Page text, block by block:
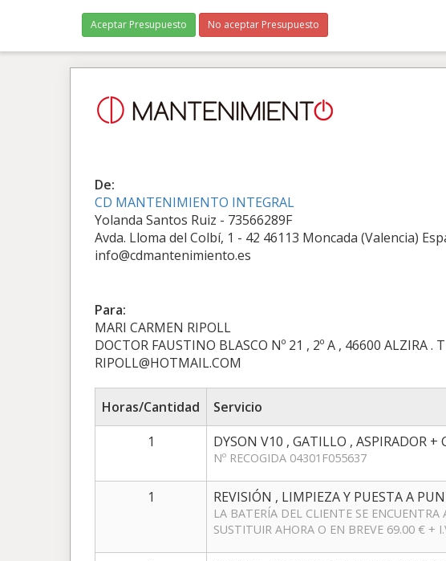
Aceptar Presupuesto No aceptar Presupuesto
De:
CD MANTENIMIENTO INTEGRAL
Yolanda Santos Ruiz - 73566289F
Avda. Lloma del Colbí, 1 - 42 46113 Moncada (Valencia)
info@cdmantenimiento.es
Para:
MARI CARMEN RIPOLL
DOCTOR FAUSTINO BLASCO Nº 21 , 2º A , 46600 ALZIRA .
RIPOLL@HOTMAIL.COM
Horas/Cantidad Servicio
1
DYSON V10 , GATILLO , ASPIRADOR +
Nº RECOGIDA 04301F055637
1 REVISIÓN , LIMPIEZA Y PUESTA A
LA BATERÍA DEL CLIENTE SE ENCUENTRA
SUSTITUIR AHORA O EN BREVE 69.00 € +